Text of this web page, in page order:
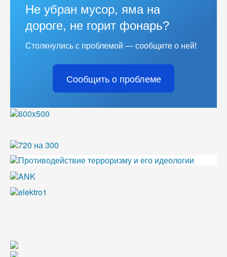
Не убран мусор, яма на
дороге, не горит фонарь?
Столкнулись с проблемой — сообщите о ней!
Сообщить о проблеме